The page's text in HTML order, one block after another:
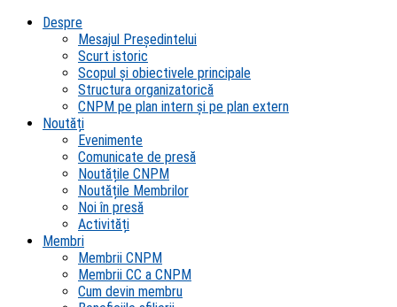
Despre
Mesajul Președintelui
Scurt istoric
Scopul şi obiectivele principale
Structura organizatorică
CNPM pe plan intern şi pe plan extern
Noutăți
Evenimente
Comunicate de presă
Noutățile CNPM
Noutățile Membrilor
Noi în presă
Activități
Membri
Membrii CNPM
Membrii CC a CNPM
Cum devin membru